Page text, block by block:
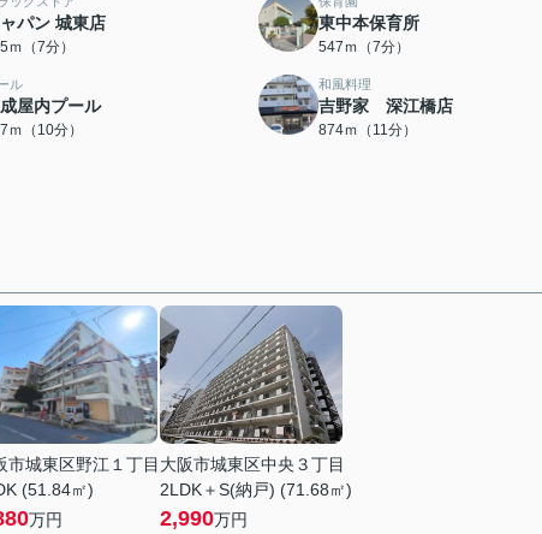
パン 城東店
ｍ（7分）
東中本保育所
547ｍ（7分）
ル
屋内プール
ｍ（10分）
和風料理
吉野家 深江橋店
874ｍ（11分）
市城東区野江１丁目
(51.84㎡)
万円
大阪市城東区中央３丁目
2LDK＋S(納戸) (71.68㎡)
2,990万円